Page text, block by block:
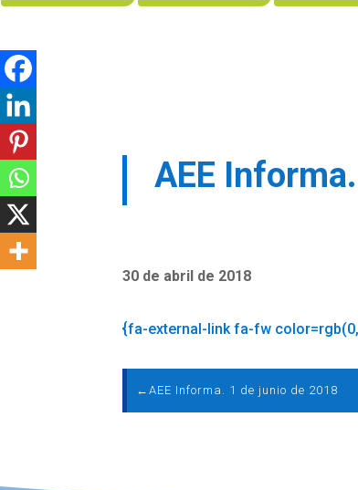
AEE
30 de abril de 2018
{fa-external-link fa-fw
←AEE Informa. 1 de junio de 2018